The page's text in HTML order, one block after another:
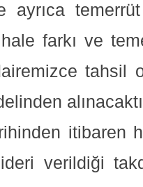
ayrıca
farkı ve
itibaren
verildiği